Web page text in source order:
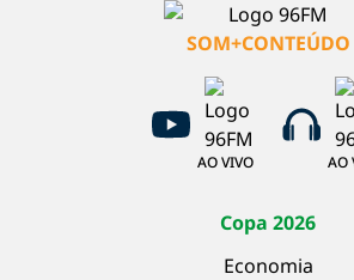
SOM+CONTEÚDO
AO VIVO AO
Copa 2026
Economia